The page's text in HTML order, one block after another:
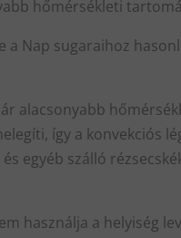
hőmérsékleti
Nap sugaraihoz
alacsonyabb
így a konvekciós
egyéb szálló
használja a helyiség